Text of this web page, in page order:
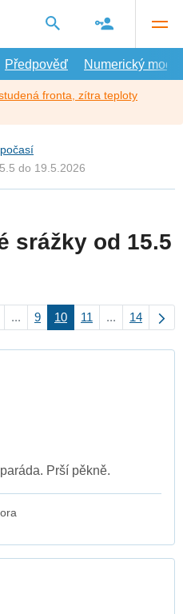
Předpověď Numerický model
fronta, zítra teploty
do 19.5.2026
srážky od 15.5
... 9 10 11 ... 14
Prší pěkně.